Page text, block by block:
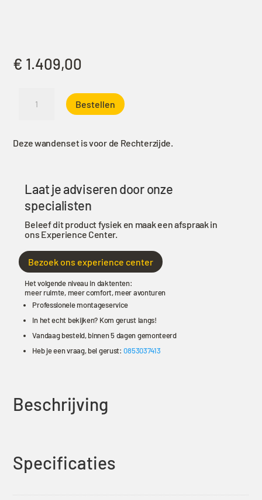
€ 1.409,00
Luifel
Rechts
aantal
Bestellen
Deze wandenset is voor de Rechterzijde.
Laat je adviseren door onze
specialisten
Beleef dit product fysiek en maak een afspraak in
ons Experience Center.
Bezoek ons experience center
Het volgende niveau in daktenten:
meer ruimte, meer comfort, meer avonturen
Professionele montageservice
In het echt bekijken? Kom gerust langs!
Vandaag besteld, binnen 5 dagen gemonteerd
Heb je een vraag, bel gerust:0853037413
Beschrijving
Specificaties